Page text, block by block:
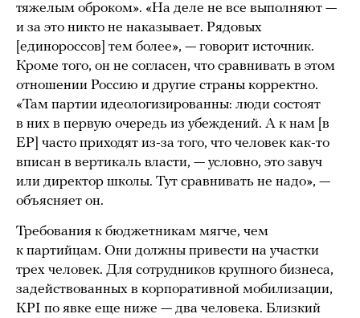
тяжелым оброком». «На деле не все выполняют —
и за это никто не наказывает. Рядовых
[единороссов] тем более», — говорит источник.
Кроме того, он не согласен, что сравнивать в этом
отношении Россию и другие страны корректно.
«Там партии идеологизированны: люди состоят
в них в первую очередь из убеждений. А к нам [в
ЕР] часто приходят из-за того, что человек как-то
вписан в вертикаль власти, — условно, это завуч
или директор школы. Тут сравнивать не надо», —
объясняет он.
Требования к бюджетникам мягче, чем
к партийцам. Они должны привести на участки
трех человек. Для сотрудников крупного бизнеса,
задействованных в корпоративной мобилизации,
KPI по явке еще ниже — два человека. Близкий